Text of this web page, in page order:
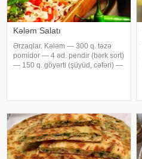
Kələm Salatı
Ərzaqlar. Kələm — 300 q. təzə
pomidor — 4 əd. pendir (bərk sort)
— 150 q. göyərti (şüyüd, cəfəri) —